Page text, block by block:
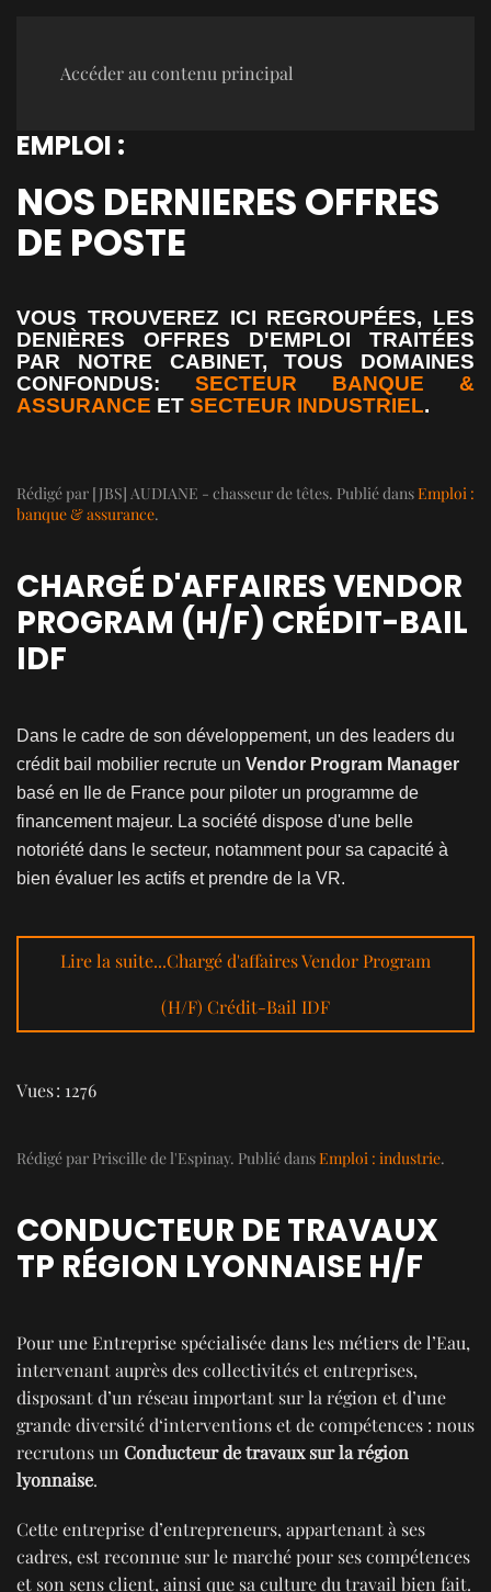
Accéder au contenu principal
EMPLOI :
NOS DERNIERES OFFRES
DE POSTE
VOUS TROUVEREZ ICI REGROUPÉES, LES
DENIÈRES OFFRES D'EMPLOI TRAITÉES
PAR NOTRE CABINET, TOUS DOMAINES
CONFONDUS: SECTEUR BANQUE &
ASSURANCE ET SECTEUR INDUSTRIEL.
Rédigé par [JBS] AUDIANE - chasseur de têtes. Publié dansEmploi :
banque & assurance.
CHARGÉ D'AFFAIRES VENDOR
PROGRAM (H/F) CRÉDIT-BAIL
IDF
Dans le cadre de son développement, un des leaders du
crédit bail mobilier recrute un Vendor Program Manager
basé en Ile de France pour piloter un programme de
financement majeur. La société dispose d'une belle
notoriété dans le secteur, notamment pour sa capacité à
bien évaluer les actifs et prendre de la VR.
Lire la suite...Chargé d'affaires Vendor Program
(H/F) Crédit-Bail IDF
Vues : 1276
Rédigé par Priscille de l'Espinay. Publié dansEmploi : industrie.
CONDUCTEUR DE TRAVAUX
TP RÉGION LYONNAISE H/F
Pour une Entreprise spécialisée dans les métiers de l’Eau,
intervenant auprès des collectivités et entreprises,
disposant d’un réseau important sur la région et d’une
grande diversité d‘interventions et de compétences : nous
recrutons un Conducteur de travaux sur la région
lyonnaise.
Cette entreprise d’entrepreneurs, appartenant à ses
cadres, est reconnue sur le marché pour ses compétences
et son sens client, ainsi que sa culture du travail bien fait.